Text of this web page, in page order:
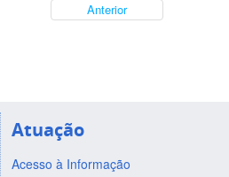
Anterior
Atuação
Acesso à Informação